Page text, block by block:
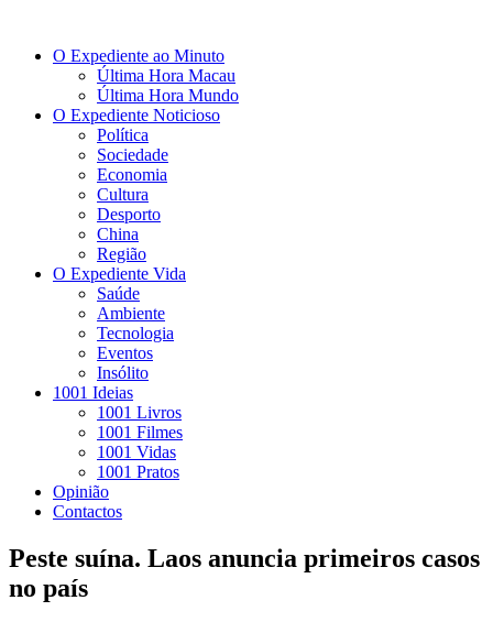
O Expediente ao Minuto
Última Hora Macau
Última Hora Mundo
O Expediente Noticioso
Política
Sociedade
Economia
Cultura
Desporto
China
Região
O Expediente Vida
Saúde
Ambiente
Tecnologia
Eventos
Insólito
1001 Ideias
1001 Livros
1001 Filmes
1001 Vidas
1001 Pratos
Opinião
Contactos
Peste suína. Laos anuncia primeiros casos
no país